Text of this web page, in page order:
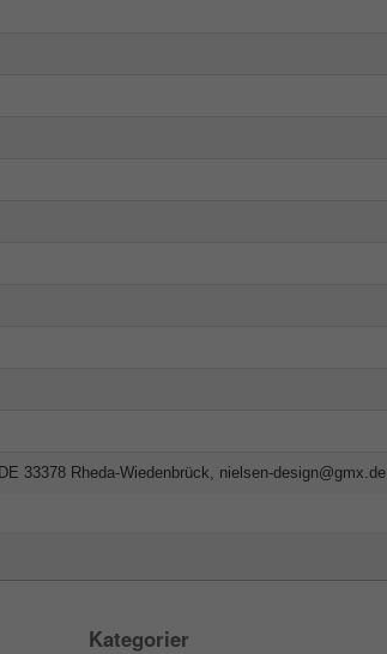
33378 Rheda-Wiedenbrück, nielsen-design@gmx.de
Kategorier